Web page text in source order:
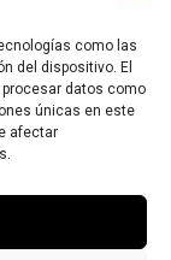
como las
del dispositivo. El
datos como
únicas en este
afectar
49 54